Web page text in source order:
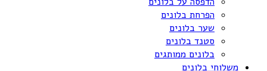
הפרחת בלונים
שער בלונים
סטנד בלונים
בלונים ממותגים
משלוחי בלונים